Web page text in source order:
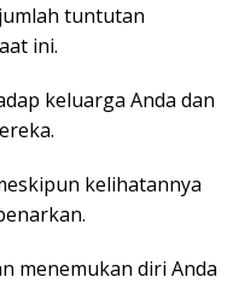
tuntutan
ini.
keluarga Anda dan
kelihatannya
menemukan diri Anda